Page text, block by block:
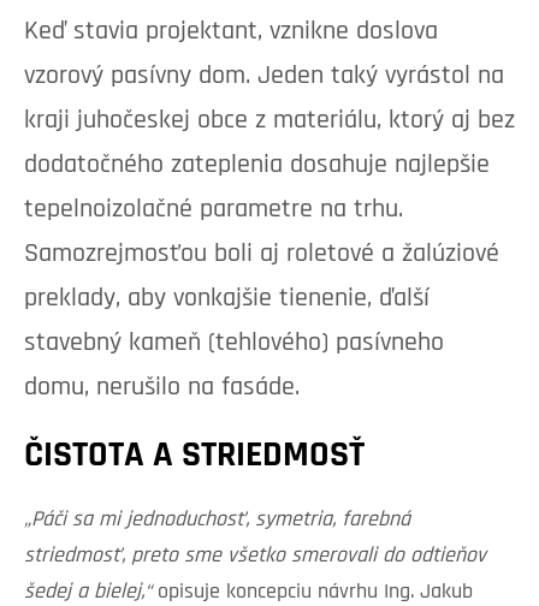
Keď stavia projektant, vznikne doslova
vzorový pasívny dom. Jeden taký vyrástol na
kraji juhočeskej obce z materiálu, ktorý aj bez
dodatočného zateplenia dosahuje najlepšie
tepelnoizolačné parametre na trhu.
Samozrejmosťou boli aj roletové a žalúziové
preklady, aby vonkajšie tienenie, ďalší
stavebný kameň (tehlového) pasívneho
domu, nerušilo na fasáde.
ČISTOTA A STRIEDMOSŤ
„Páči sa mi jednoduchosť, symetria, farebná
striedmosť, preto sme všetko smerovali do odtieňov
šedej a bielej,“opisuje koncepciu návrhu Ing. Jakub